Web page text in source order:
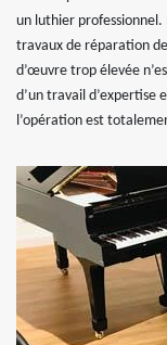
un luthier professionnel.
travaux de réparation
d’œuvre trop élevée
d’un travail d’expertise
l’opération est